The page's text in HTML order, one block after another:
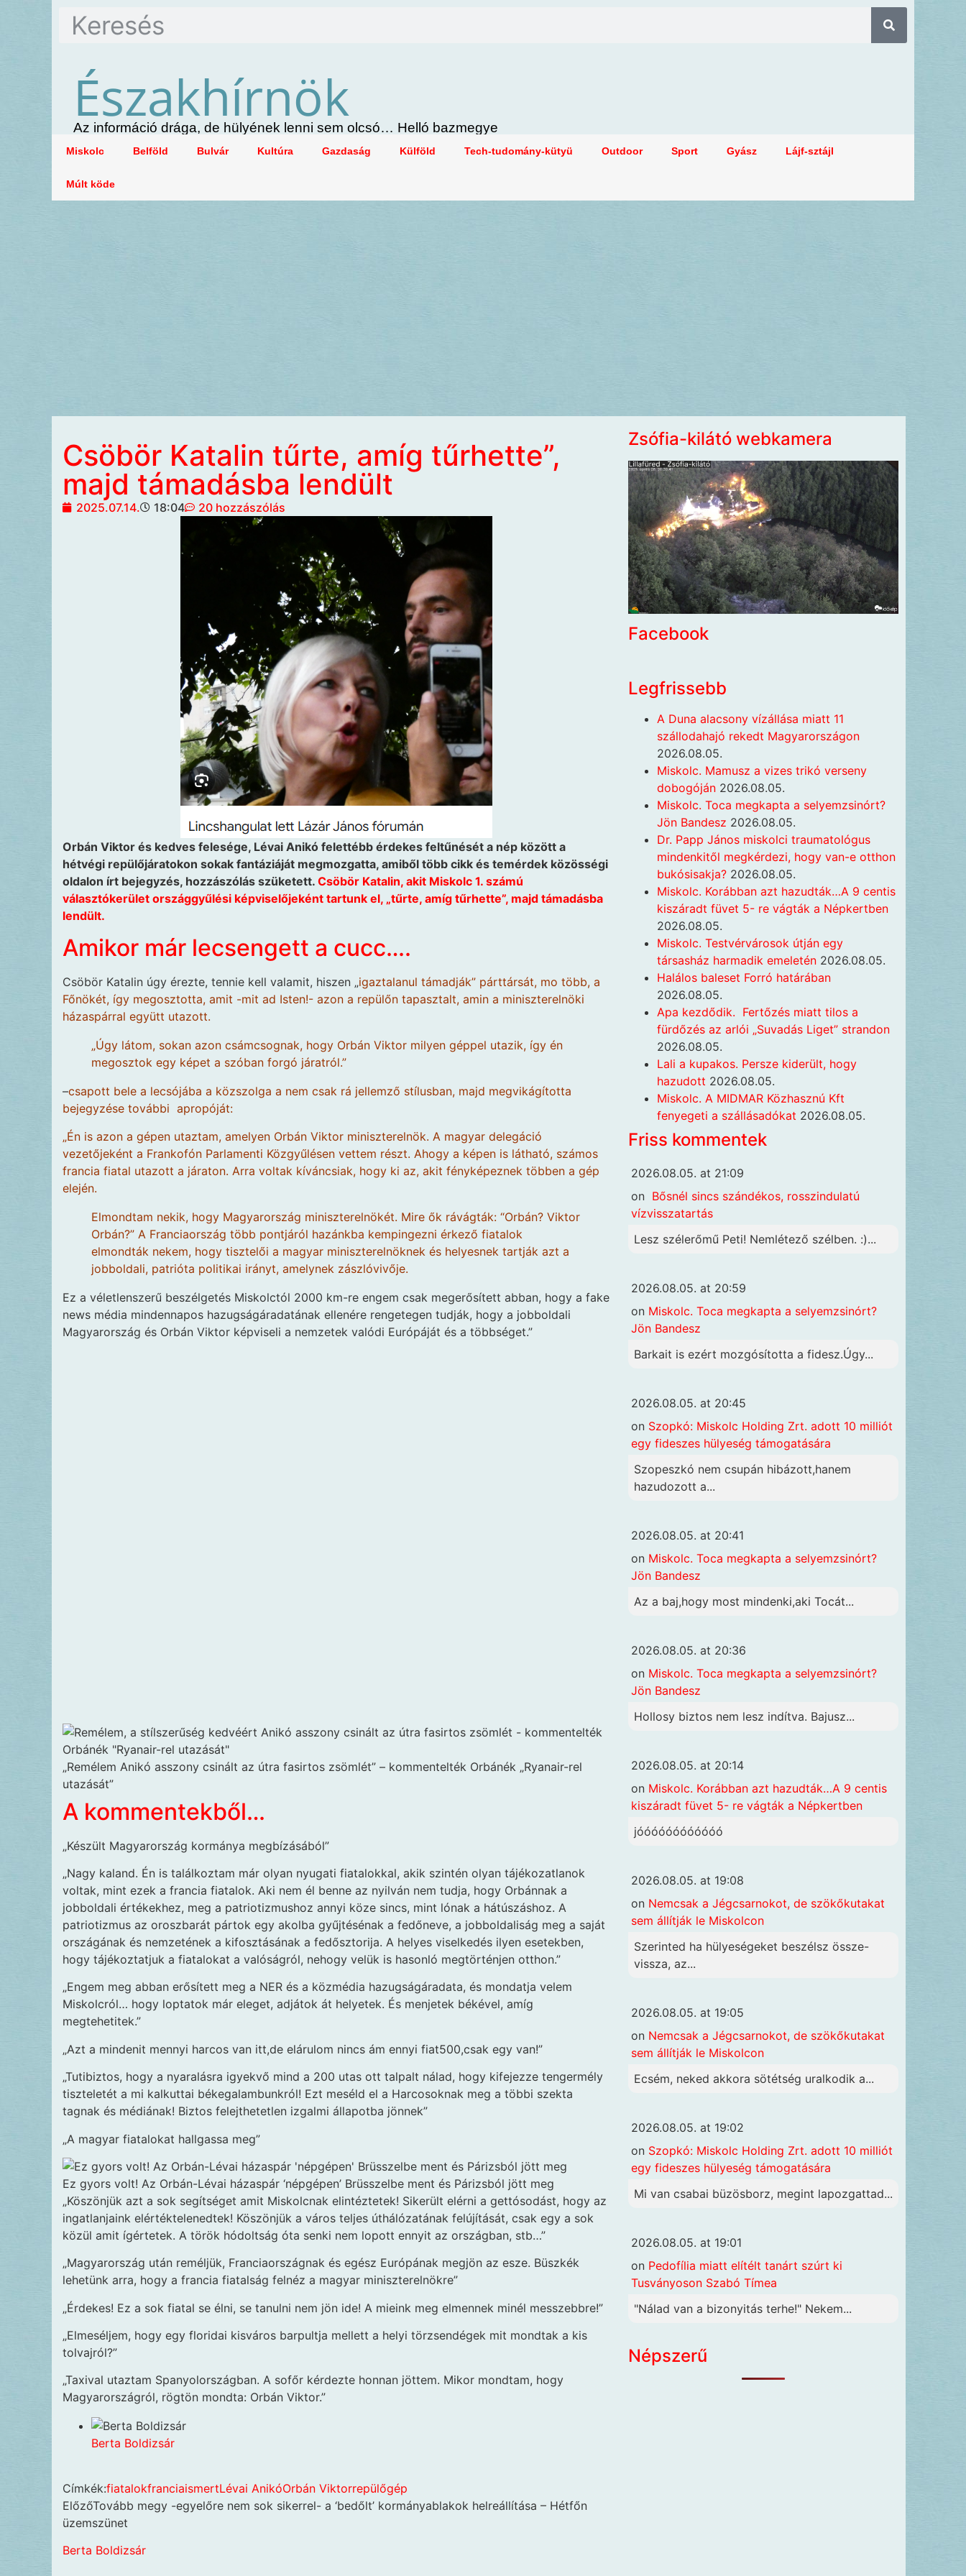
Északhírnök
Az információ drága, de hülyének lenni sem olcsó… Helló bazmegye
Miskolc Belföld Bulvár Kultúra Gazdaság Külföld Tech-tudomány-kütyü Outdoor Sport Gyász Lájf-sztájl
Múlt köde
Csöbör Katalin tűrte, amíg tűrhette”,
majd támadásba lendült
2025.07.14. 18:04 20 hozzászólás
Orbán Viktor és kedves felesége, Lévai Anikó felettébb érdekes feltűnését a nép között a
hétvégi repülőjáratokon sokak fantáziáját megmozgatta, amiből több cikk és temérdek közösségi
oldalon írt bejegyzés, hozzászólás szüketett. Csöbör Katalin, akit Miskolc 1. számú
választókerület országgyűlési képviselőjeként tartunk el, „tűrte, amíg tűrhette”, majd támadásba
lendült.
Amikor már lecsengett a cucc….
Csöbör Katalin úgy érezte, tennie kell valamit, hiszen „igaztalanul támadják” párttársát, mo több, a
Főnökét, így megosztotta, amit -mit ad Isten!- azon a repülőn tapasztalt, amin a miniszterelnöki
házaspárral együtt utazott.
„Úgy látom, sokan azon csámcsognak, hogy Orbán Viktor milyen géppel utazik, így én
megosztok egy képet a szóban forgó járatról.”
–csapott bele a lecsójába a közszolga a nem csak rá jellemző stílusban, majd megvikágította
bejegyzése további apropóját:
„Én is azon a gépen utaztam, amelyen Orbán Viktor miniszterelnök. A magyar delegáció
vezetőjeként a Frankofón Parlamenti Közgyűlésen vettem részt. Ahogy a képen is látható, számos
francia fiatal utazott a járaton. Arra voltak kíváncsiak, hogy ki az, akit fényképeznek többen a gép
elején.
Elmondtam nekik, hogy Magyarország miniszterelnökét. Mire ők rávágták: “Orbán? Viktor
Orbán?” A Franciaország több pontjáról hazánkba kempingezni érkező fiatalok
elmondták nekem, hogy tisztelői a magyar miniszterelnöknek és helyesnek tartják azt a
jobboldali, patrióta politikai irányt, amelynek zászlóvivője.
Ez a véletlenszerű beszélgetés Miskolctól 2000 km-re engem csak megerősített abban, hogy a fake
news média mindennapos hazugságáradatának ellenére rengetegen tudják, hogy a jobboldali
Magyarország és Orbán Viktor képviseli a nemzetek valódi Európáját és a többséget.”
„Remélem Anikó asszony csinált az útra fasirtos zsömlét” – kommentelték Orbánék „Ryanair-rel
utazását”
A kommentekből…
„Készült Magyarország kormánya megbízásából”
„Nagy kaland. Én is találkoztam már olyan nyugati fiatalokkal, akik szintén olyan tájékozatlanok
voltak, mint ezek a francia fiatalok. Aki nem él benne az nyilván nem tudja, hogy Orbánnak a
jobboldali értékekhez, meg a patriotizmushoz annyi köze sincs, mint lónak a hátúszáshoz. A
patriotizmus az oroszbarát pártok egy akolba gyűjtésénak a fedőneve, a jobboldaliság meg a saját
országának és nemzetének a kifosztásának a fedősztorija. A helyes viselkedés ilyen esetekben,
hogy tájékoztatjuk a fiatalokat a valóságról, nehogy velük is hasonló megtörténjen otthon.”
„Engem meg abban erősített meg a NER és a közmédia hazugságáradata, és mondatja velem
Miskolcról… hogy loptatok már eleget, adjátok át helyetek. És menjetek békével, amíg
megtehetitek.”
„Azt a mindenit mennyi harcos van itt,de elárulom nincs ám ennyi fiat500,csak egy van!”
„Tutibiztos, hogy a nyaralásra igyekvő mind a 200 utas ott talpalt nálad, hogy kifejezze tengermély
tiszteletét a mi kalkuttai békegalambunkról! Ezt meséld el a Harcosoknak meg a többi szekta
tagnak és médiának! Biztos felejthetetlen izgalmi állapotba jönnek”
„A magyar fiatalokat hallgassa meg”
Ez gyors volt! Az Orbán-Lévai házaspár ‘népgépen’ Brüsszelbe ment és Párizsból jött meg
„Köszönjük azt a sok segítséget amit Miskolcnak elintéztetek! Sikerült elérni a gettósodást, hogy az
ingatlanjaink elértéktelenedtek! Köszönjük a város teljes úthálózatának felújítását, csak egy a sok
közül amit ígértetek. A török hódoltság óta senki nem lopott ennyit az országban, stb…”
„Magyarország után reméljük, Franciaországnak és egész Európának megjön az esze. Büszkék
lehetünk arra, hogy a francia fiatalság felnéz a magyar miniszterelnökre”
„Érdekes! Ez a sok fiatal se élni, se tanulni nem jön ide! A mieink meg elmennek minél messzebbre!”
„Elmeséljem, hogy egy floridai kisváros barpultja mellett a helyi törzsendégek mit mondtak a kis
tolvajról?”
„Taxival utaztam Spanyolországban. A sofőr kérdezte honnan jöttem. Mikor mondtam, hogy
Magyarországról, rögtön mondta: Orbán Viktor.”
Berta Boldizsár
Címkék:fiatalokfranciaismertLévai AnikóOrbán Viktorrepülőgép
ElőzőTovább megy -egyelőre nem sok sikerrel- a ‘bedőlt’ kormányablakok helreállítása – Hétfőn
üzemszünet
Berta Boldizsár
Zsófia-kilátó webkamera
Facebook
Legfrissebb
A Duna alacsony vízállása miatt 11
szállodahajó rekedt Magyarországon
2026.08.05.
Miskolc. Mamusz a vizes trikó verseny
dobogóján 2026.08.05.
Miskolc. Toca megkapta a selyemzsinórt?
Jön Bandesz 2026.08.05.
Dr. Papp János miskolci traumatológus
mindenkitől megkérdezi, hogy van-e otthon
bukósisakja? 2026.08.05.
Miskolc. Korábban azt hazudták…A 9 centis
kiszáradt füvet 5- re vágták a Népkertben
2026.08.05.
Miskolc. Testvérvárosok útján egy
társasház harmadik emeletén 2026.08.05.
Halálos baleset Forró határában
2026.08.05.
Apa kezdődik. Fertőzés miatt tilos a
fürdőzés az arlói „Suvadás Liget” strandon
2026.08.05.
Lali a kupakos. Persze kiderült, hogy
hazudott 2026.08.05.
Miskolc. A MIDMAR Közhasznú Kft
fenyegeti a szállásadókat 2026.08.05.
Friss kommentek
2026.08.05. at 21:09
on Bősnél sincs szándékos, rosszindulatú
vízvisszatartás
Lesz szélerőmű Peti! Nemlétező szélben. :)...
2026.08.05. at 20:59
on Miskolc. Toca megkapta a selyemzsinórt?
Jön Bandesz
Barkait is ezért mozgósította a fidesz.Úgy...
2026.08.05. at 20:45
on Szopkó: Miskolc Holding Zrt. adott 10 milliót
egy fideszes hülyeség támogatására
Szopeszkó nem csupán hibázott,hanem
hazudozott a...
2026.08.05. at 20:41
on Miskolc. Toca megkapta a selyemzsinórt?
Jön Bandesz
Az a baj,hogy most mindenki,aki Tocát...
2026.08.05. at 20:36
on Miskolc. Toca megkapta a selyemzsinórt?
Jön Bandesz
Hollosy biztos nem lesz indítva. Bajusz...
2026.08.05. at 20:14
on Miskolc. Korábban azt hazudták…A 9 centis
kiszáradt füvet 5- re vágták a Népkertben
jóóóóóóóóóóóó
2026.08.05. at 19:08
on Nemcsak a Jégcsarnokot, de szökőkutakat
sem állítják le Miskolcon
Szerinted ha hülyeségeket beszélsz össze-
vissza, az...
2026.08.05. at 19:05
on Nemcsak a Jégcsarnokot, de szökőkutakat
sem állítják le Miskolcon
Ecsém, neked akkora sötétség uralkodik a...
2026.08.05. at 19:02
on Szopkó: Miskolc Holding Zrt. adott 10 milliót
egy fideszes hülyeség támogatására
Mi van csabai büzösborz, megint lapozgattad...
2026.08.05. at 19:01
on Pedofília miatt elítélt tanárt szúrt ki
Tusványoson Szabó Tímea
"Nálad van a bizonyitás terhe!" Nekem...
Népszerű